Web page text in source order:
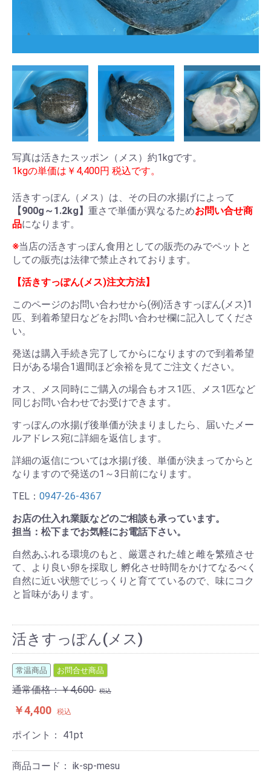
写真は活きたスッポン（メス）約1kgです。
1kgの単価は￥4,400円 税込です。
活きすっぽん（メス）は、その日の水揚げによって
【900g～1.2kg】 重さで単価が異なるためお問い合せ商
品になります。
※当店の活きすっぽん食用としての販売のみでペットと
しての販売は法律で禁止されております。
【活きすっぽん(メス)注文方法】
このページのお問い合わせから(例)活きすっぽん(メス)1
匹、到着希望日などをお問い合わせ欄に記入してくださ
い。
発送は購入手続き完了してからになりますので到着希望
日がある場合1週間ほど余裕を見てご注文ください。
オス、メス同時にご購入の場合もオス1匹、メス1匹など
同じお問い合わせでお受けできます。
すっぽんの水揚げ後単価が決まりましたら、届いたメー
ルアドレス宛に詳細を返信します。
詳細の返信については水揚げ後、単価が決まってからと
なりますので発送の1～3日前になります。
TEL： 0947-26-4367
お店の仕入れ業販などのご相談も承っています。
担当：松下までお気軽にお電話下さい。
自然あふれる環境のもと、厳選された雄と雌を繁殖させ
て、より良い卵を採取し 孵化させ時間をかけてなるべく
自然に近い状態でじっくりと育てているので、味にコク
と旨味があります。
活きすっぽん(メス)
常温商品 お問合せ商品
通常価格：￥4,600 税込
￥4,400 税込
ポイント： 41pt
商品コード： ik-sp-mesu